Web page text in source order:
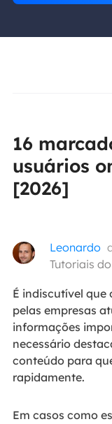
16
usuários
[2026]
Leonardo
Tutoriais
É indiscutível que
pelas empresas
informações
necessário
conteúdo para
rapidamente.
Em casos como